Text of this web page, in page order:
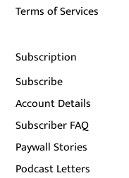
Terms of Services
Subscription
Subscribe
Account Details
Subscriber FAQ
Paywall Stories
Podcast Letters